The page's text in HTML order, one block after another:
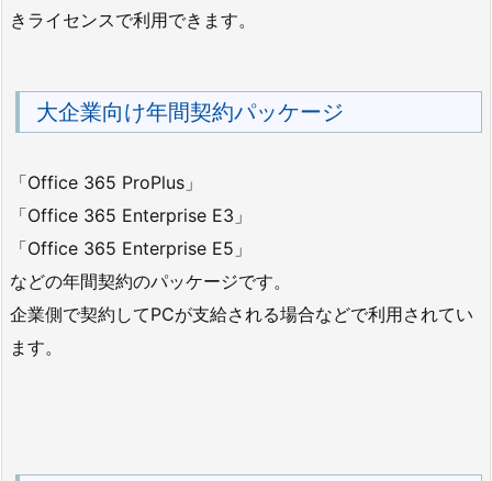
きライセンスで利用できます。
大企業向け年間契約パッケージ
「Office 365 ProPlus」
「Office 365 Enterprise E3」
「Office 365 Enterprise E5」
などの年間契約のパッケージです。
企業側で契約してPCが支給される場合などで利用されてい
ます。